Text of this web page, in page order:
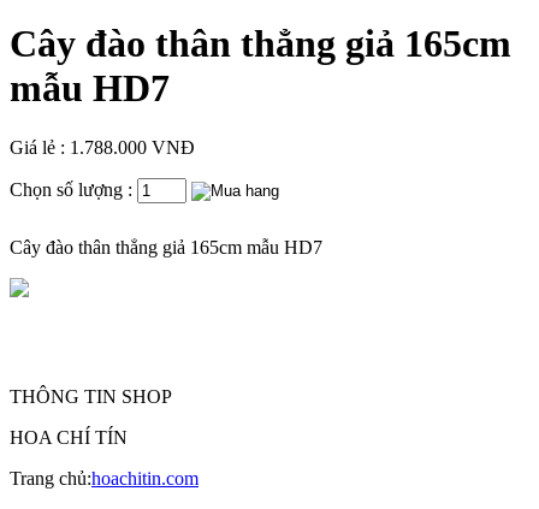
Cây đào thân thẳng giả 165cm
mẫu HD7
Giá lẻ : 1.788.000 VNĐ
Chọn số lượng :
Cây đào thân thẳng giả 165cm mẫu HD7
THÔNG TIN SHOP
HOA CHÍ TÍN
Trang chủ:hoachitin.com